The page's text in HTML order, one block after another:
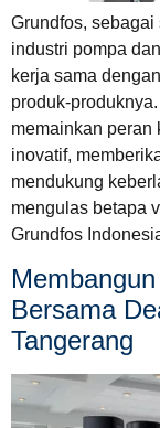
Grundfos,
industri pompa
kerja sama
produk-
memainkan peran
inovatif,
mendukung
mengulas betapa
Grundfos
Bersama
Tangerang